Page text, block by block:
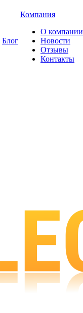
Блог
Компания
О компании
Новости
Отзывы
Контакты